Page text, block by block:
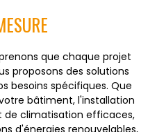
que chaque projet
proposons des solutions
besoins spécifiques. Que
bâtiment, l'installation
climatisation efficaces,
d'énergies renouvelables,